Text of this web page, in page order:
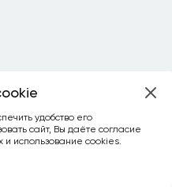
удобство его
сайт, Вы даёте согласие
и использование cookies.
топ-3
спросить ИИ